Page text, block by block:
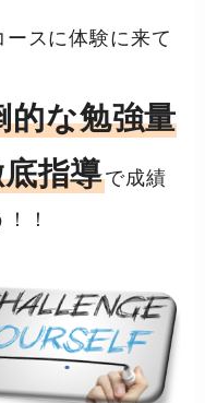
スに体験に来て
的な勉強量
指導で成績
！